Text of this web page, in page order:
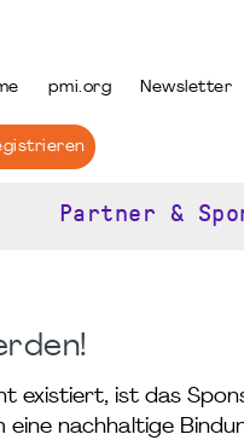
pmi.org Newsletter
Partner &
existiert, ist das
nachhaltige